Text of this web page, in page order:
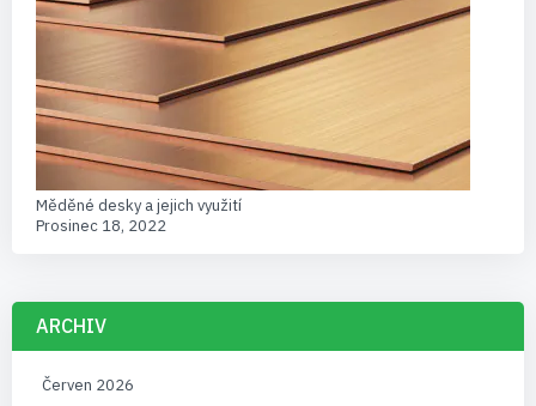
Měděné desky a jejich využití
Prosinec 18, 2022
ARCHIV
Červen 2026